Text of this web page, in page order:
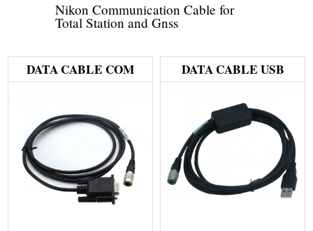
Nikon Communication Cable for
Total Station and Gnss
DATA CABLE COM DATA CABLE USB